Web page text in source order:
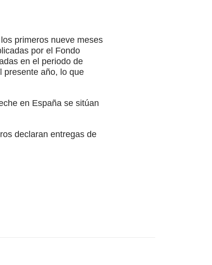
primeros nueve meses
por el Fondo
en el periodo de
presente año, lo que
en España se sitúan
declaran entregas de